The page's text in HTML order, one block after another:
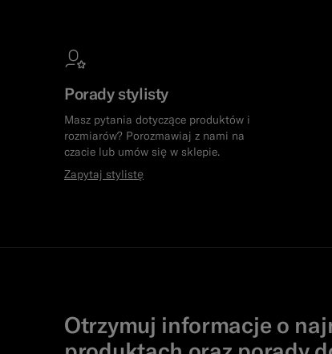
Porady stylisty
Masz pytania dotyczące produktów i
rozmiarów? Porozmawiaj z nami na
czacie lub umów się w sklepie.
Zapytaj stylistę
Otrzymuj informacje o